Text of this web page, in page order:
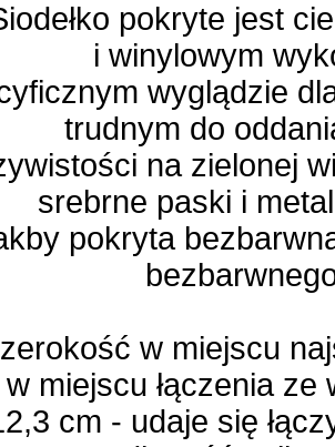
pokryte jest
i winylowym
wyglądzie
trudnym do
na zielonej
srebrne paski i
pokryta
w miejscu
miejscu łączenia
cm - udaje się